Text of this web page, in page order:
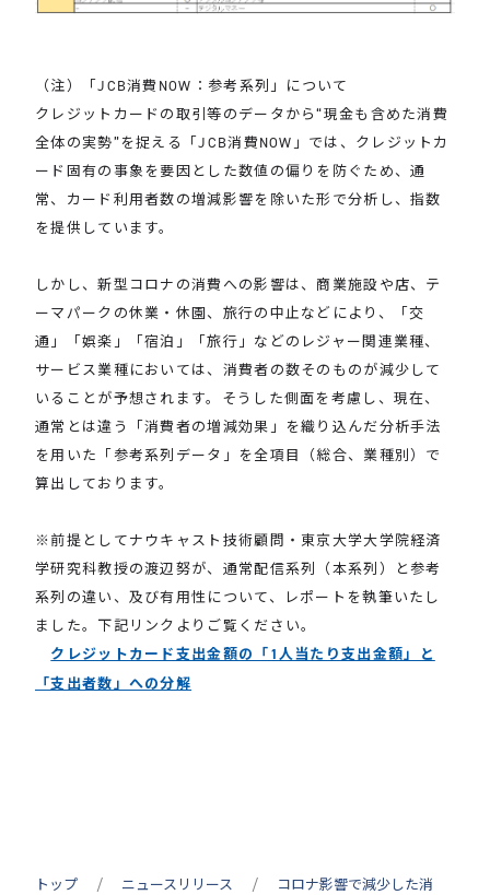
（注）「JCB消費NOW：参考系列」について
クレジットカードの取引等のデータから“現金も含めた消費
全体の実勢”を捉える「JCB消費NOW」では、クレジットカ
ード固有の事象を要因とした数値の偏りを防ぐため、通
常、カード利用者数の増減影響を除いた形で分析し、指数
を提供しています。
しかし、新型コロナの消費への影響は、商業施設や店、テ
ーマパークの休業・休園、旅行の中止などにより、「交
通」「娯楽」「宿泊」「旅行」などのレジャー関連業種、
サービス業種においては、消費者の数そのものが減少して
いることが予想されます。そうした側面を考慮し、現在、
通常とは違う「消費者の増減効果」を織り込んだ分析手法
を用いた「参考系列データ」を全項目（総合、業種別）で
算出しております。
※前提としてナウキャスト技術顧問・東京大学大学院経済
学研究科教授の渡辺努が、通常配信系列（本系列）と参考
系列の違い、及び有用性について、レポートを執筆いたし
ました。下記リンクよりご覧ください。
クレジットカード支出金額の「1人当たり支出金額」と
「支出者数」への分解
トップ ニュースリリース
コロナ影響で減少した消